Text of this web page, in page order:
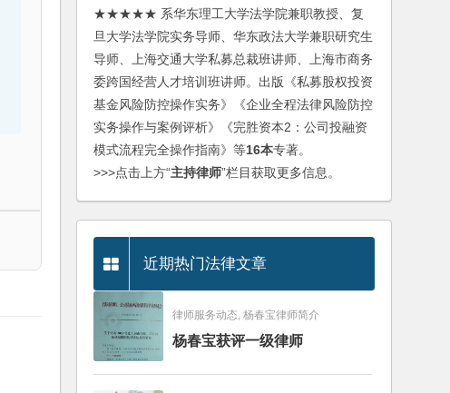
★★★★★ 系华东理工大学法学院兼职教授、复
旦大学法学院实务导师、华东政法大学兼职研究生
导师、上海交通大学私募总裁班讲师、上海市商务
委跨国经营人才培训班讲师。出版《私募股权投资
基金风险防控操作实务》《企业全程法律风险防控
实务操作与案例评析》《完胜资本2：公司投融资
模式流程完全操作指南》等16本专著。
>>>点击上方“主持律师”栏目获取更多信息。
近期热门法律文章
律师服务动态, 杨春宝律师简介
杨春宝获评一级律师